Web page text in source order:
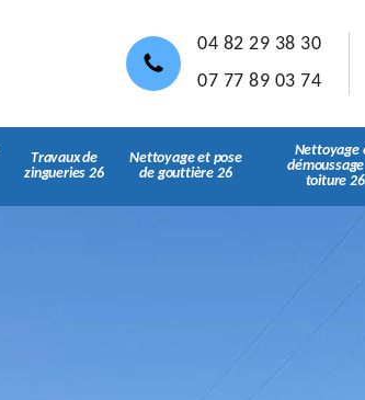
04 82 29 38 30
07 77 89 03 74
Travaux de
zingueries 26
Nettoyage et pose
de gouttière 26
Nettoyage
toiture 26